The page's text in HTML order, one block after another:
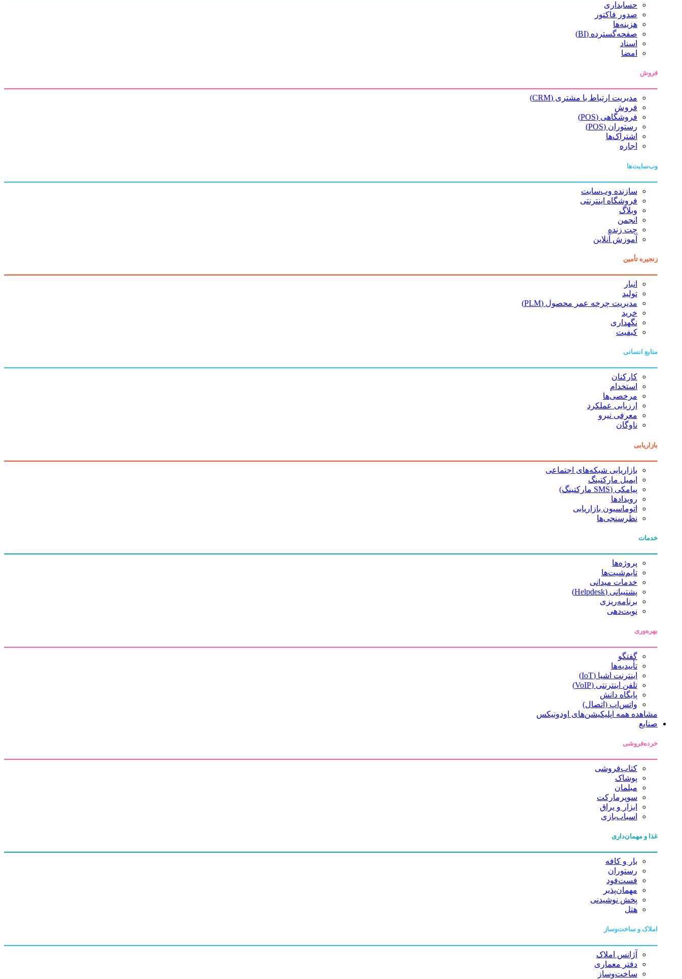
حسابداری
صدور فاکتور
هزینه‌ها
صفحه‌گسترده (BI)
اسناد
امضا
فروش
مدیریت ارتباط با مشتری (CRM)
فروش
فروشگاهی (POS)
رستوران (POS)
اشتراک‌ها
اجاره
وب‌سایت‌ها
سازنده وب‌سایت
فروشگاه اینترنتی
وبلاگ
انجمن
چت زنده
آموزش آنلاین
زنجیره تأمین
انبار
تولید
مدیریت چرخه عمر محصول (PLM)
خرید
نگهداری
کیفیت
منابع انسانی
کارکنان
استخدام
مرخصی‌ها
ارزیابی عملکرد
معرفی نیرو
ناوگان
بازاریابی
بازاریابی شبکه‌های اجتماعی
ایمیل مارکتینگ
پیامکی (SMS مارکتینگ)
رویدادها
اتوماسیون بازاریابی
نظرسنجی‌ها
خدمات
پروژه‌ها
تایم‌شیت‌ها
خدمات میدانی
پشتیبانی (Helpdesk)
برنامه‌ریزی
نوبت‌دهی
بهره‌وری
گفتگو
تأییدیه‌ها
اینترنت اشیا (IoT)
تلفن اینترنتی (VoIP)
پایگاه دانش
واتس‌اپ (اتصال)
مشاهده همه اپلیکیشن‌های اودونیکس
صنایع
خرده‌فروشی
کتاب‌فروشی
پوشاک
مبلمان
سوپرمارکت
ابزار و یراق
اسباب‌بازی
غذا و مهمان‌داری
بار و کافه
رستوران
فست‌فود
مهمان‌پذیر
پخش نوشیدنی
هتل
املاک و ساخت‌وساز
آژانس املاک
دفتر معماری
ساخت‌وساز